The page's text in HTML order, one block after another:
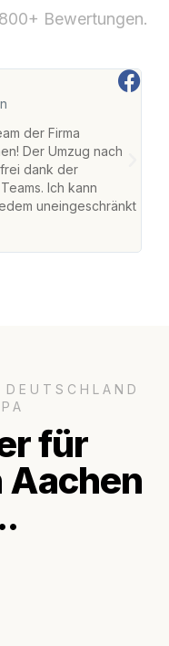
Bewertungen.
der Firma
Der Umzug nach
dank der
Ich kann
uneingeschränkt
für
Aachen